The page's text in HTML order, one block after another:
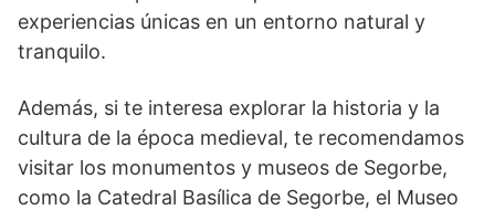
experiencias únicas en un entorno natural y
tranquilo.
Además, si te interesa explorar la historia y la
cultura de la época medieval, te recomendamos
visitar los monumentos⁣ y museos de Segorbe,
como la Catedral Basílica de Segorbe, el Museo